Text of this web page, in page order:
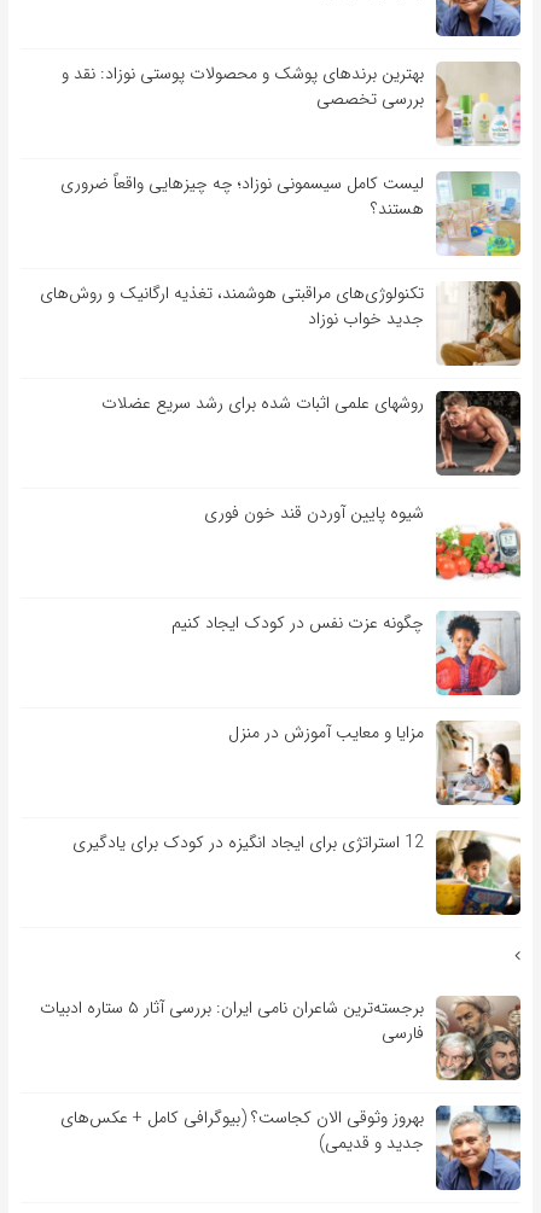
بهترین برندهای پوشک و محصولات پوستی نوزاد: نقد و
بررسی تخصصی
لیست کامل سیسمونی نوزاد؛ چه چیزهایی واقعاً ضروری
هستند؟
تکنولوژی‌های مراقبتی هوشمند، تغذیه ارگانیک و روش‌های
جدید خواب نوزاد
روشهای علمی اثبات شده برای رشد سریع عضلات
شیوه پایین آوردن قند خون فوری
چگونه عزت نفس در کودک ایجاد کنیم
مزایا و معایب آموزش در منزل
12 استراتژی برای ایجاد انگیزه در کودک برای یادگیری
برجسته‌ترین شاعران نامی ایران: بررسی آثار ۵ ستاره ادبیات
فارسی
بهروز وثوقی الان کجاست؟ (بیوگرافی کامل + عکس‌های
جدید و قدیمی)